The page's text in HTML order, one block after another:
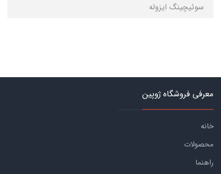
سوئیچینگ ایزوله
معرفی فروشگاه ژوپین
خانه
محصولات
راهنما